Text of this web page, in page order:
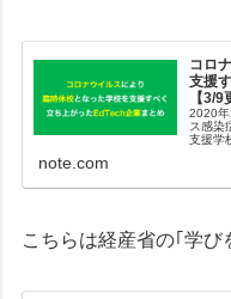
コロ
支援
【3/
2020年
ス感染
支援学
note.com
こちらは経産省の｢学び